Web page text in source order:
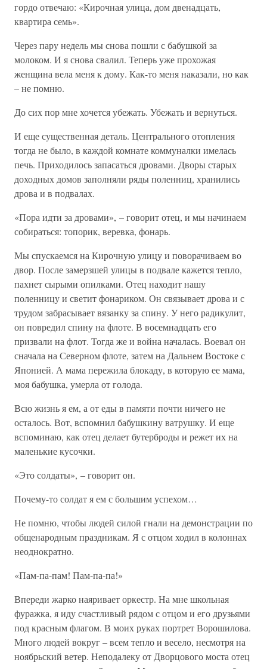
гордо отвечаю: «Кирочная улица, дом двенадцать,
квартира семь».
Через пару недель мы снова пошли с бабушкой за
молоком. И я снова свалил. Теперь уже прохожая
женщина вела меня к дому. Как-то меня наказали, но как
– не помню.
До сих пор мне хочется убежать. Убежать и вернуться.
И еще существенная деталь. Центрального отопления
тогда не было, в каждой комнате коммуналки имелась
печь. Приходилось запасаться дровами. Дворы старых
доходных домов заполняли ряды поленниц, хранились
дрова и в подвалах.
«Пора идти за дровами», – говорит отец, и мы начинаем
собираться: топорик, веревка, фонарь.
Мы спускаемся на Кирочную улицу и поворачиваем во
двор. После замерзшей улицы в подвале кажется тепло,
пахнет сырыми опилками. Отец находит нашу
поленницу и светит фонариком. Он связывает дрова и с
трудом забрасывает вязанку за спину. У него радикулит,
он повредил спину на флоте. В восемнадцать его
призвали на флот. Тогда же и война началась. Воевал он
сначала на Северном флоте, затем на Дальнем Востоке с
Японией. А мама пережила блокаду, в которую ее мама,
моя бабушка, умерла от голода.
Всю жизнь я ем, а от еды в памяти почти ничего не
осталось. Вот, вспомнил бабушкину ватрушку. И еще
вспоминаю, как отец делает бутерброды и режет их на
маленькие кусочки.
«Это солдаты», – говорит он.
Почему-то солдат я ем с большим успехом…
Не помню, чтобы людей силой гнали на демонстрации по
общенародным праздникам. Я с отцом ходил в колоннах
неоднократно.
«Пам-па-пам! Пам-па-па!»
Впереди жарко наяривает оркестр. На мне школьная
фуражка, я иду счастливый рядом с отцом и его друзьями
под красным флагом. В моих руках портрет Ворошилова.
Много людей вокруг – всем тепло и весело, несмотря на
ноябрьский ветер. Неподалеку от Дворцового моста отец